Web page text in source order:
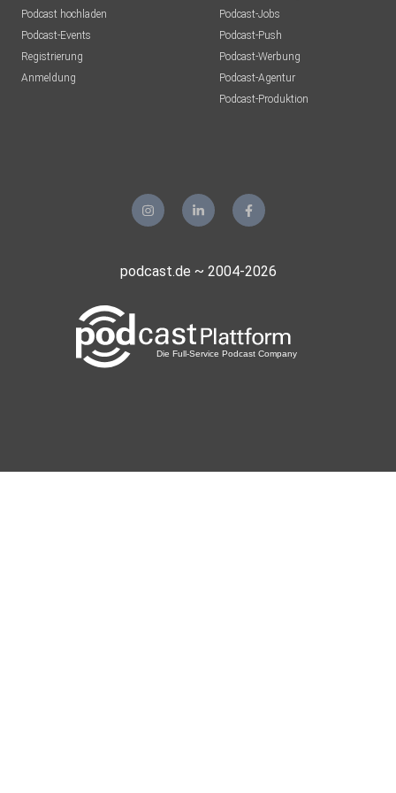
Alle Empfehlungen in Melenas Bücherladen:
https://gunzenhausen.buchhandlung.de/unfuckyourdata
Hier findest Du Unf*ck Your Data:
Podcast hochladen
Podcast-Events
Registrierung
Anmeldung
Podcast-Jobs
Podcast-Push
Podcast-Werbung
Podcast-Agentur
Podcast-Produktion
podcast.de ~ 2004-2026